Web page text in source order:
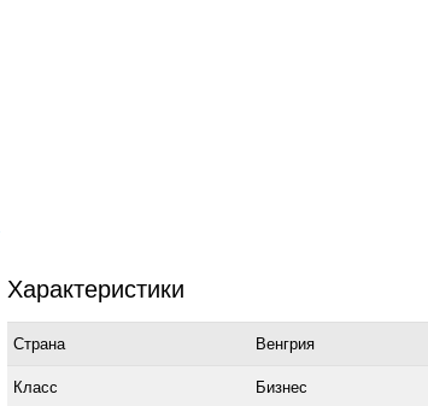
Характеристики
Страна Венгрия
Класс Бизнес